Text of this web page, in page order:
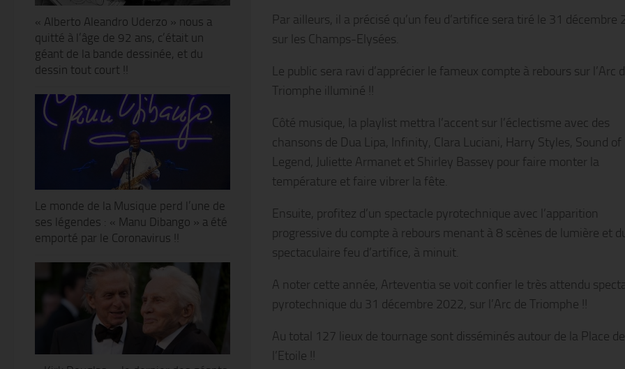
Par ailleurs, il a précisé qu’un feu d’artifice sera tiré le 31 décembre
sur les Champs-Elysées.
Le public sera ravi d’apprécier le fameux compte à rebours sur l’Arc
Triomphe illuminé !!
Côté musique, la playlist mettra l’accent sur l’éclectisme avec des
chansons de Dua Lipa, Infinity, Clara Luciani, Harry Styles, Sound of
Legend, Juliette Armanet et Shirley Bassey pour faire monter la
température et faire vibrer la fête.
Ensuite, profitez d’un spectacle pyrotechnique avec l’apparition
progressive du compte à rebours menant à 8 scènes de lumière et
spectaculaire feu d’artifice, à minuit.
A noter cette année, Arteventia se voit confier le très attendu
pyrotechnique du 31 décembre 2022, sur l’Arc de Triomphe !!
Au total 127 lieux de tournage sont disséminés autour de la Place de
l’Etoile !!
« Alberto Aleandro Uderzo » nous a
quitté à l’âge de 92 ans, c’était un
géant de la bande dessinée, et du
dessin tout court !!
Le monde de la Musique perd l’une de
ses légendes : « Manu Dibango » a été
emporté par le Coronavirus !!